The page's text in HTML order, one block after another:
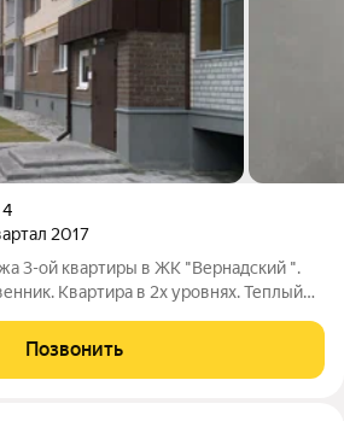
4
2017
3-ой квартиры в ЖК "Вернадский ".
Квартира в 2х уровнях. Теплый
Позвонить